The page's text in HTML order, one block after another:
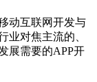
动互联网开发与
业对焦主流的、
展需要的APP开